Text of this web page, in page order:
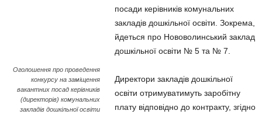
Оголошення про проведення
конкурсу на заміщення
вакантних посад керівників
(директорів) комунальних
закладів дошкільної освіти
посади керівників комунальних
закладів дошкільної освіти. Зокрема,
йдеться про Нововолинський заклад
дошкільної освіти № 5 та № 7.
Директори закладів дошкільної
освіти отримуватимуть заробітну
плату відповідно до контракту, згідно